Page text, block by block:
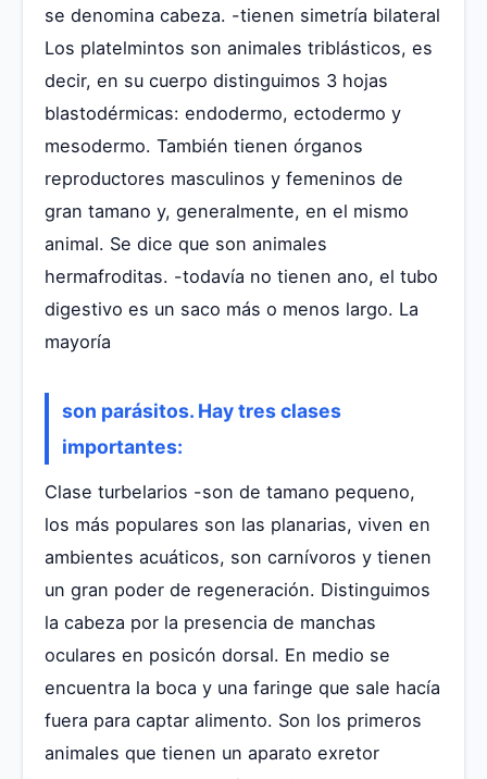
se denomina cabeza. -tienen simetría bilateral
Los platelmintos son animales triblásticos, es
decir, en su cuerpo distinguimos 3 hojas
blastodérmicas: endodermo, ectodermo y
mesodermo. También tienen órganos
reproductores masculinos y femeninos de
gran tamano y, generalmente, en el mismo
animal. Se dice que son animales
hermafroditas. -todavía no tienen ano, el tubo
digestivo es un saco más o menos largo. La
mayoría
son parásitos. Hay tres clases
importantes:
Clase turbelarios -son de tamano pequeno,
los más populares son las planarias, viven en
ambientes acuáticos, son carnívoros y tienen
un gran poder de regeneración. Distinguimos
la cabeza por la presencia de manchas
oculares en posicón dorsal. En medio se
encuentra la boca y una faringe que sale hacía
fuera para captar alimento. Son los primeros
animales que tienen un aparato exretor